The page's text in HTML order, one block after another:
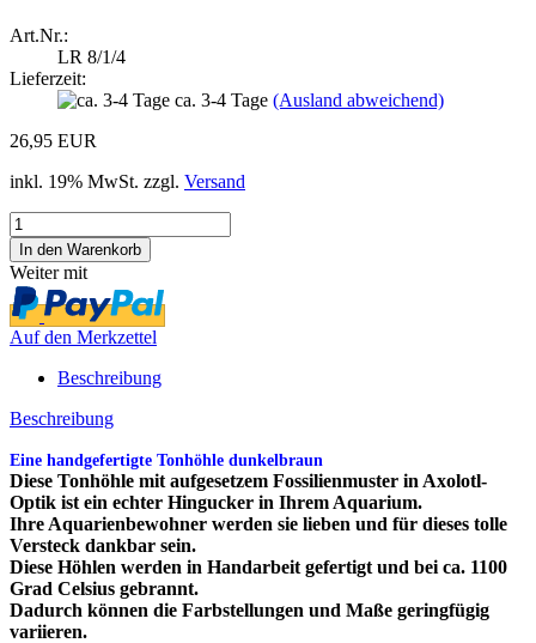
Art.Nr.:
LR 8/1/4
Lieferzeit:
ca. 3-4 Tage (Ausland abweichend)
26,95 EUR
inkl. 19% MwSt. zzgl. Versand
Weiter mit
Auf den Merkzettel
Beschreibung
Beschreibung
Eine handgefertigte Tonhöhle dunkelbraun
Diese Tonhöhle mit aufgesetzem Fossilienmuster in Axolotl-
Optik ist ein echter Hingucker in Ihrem Aquarium.
Ihre Aquarienbewohner werden sie lieben und für dieses tolle
Versteck dankbar sein.
Diese Höhlen werden in Handarbeit gefertigt und bei ca. 1100
Grad Celsius gebrannt.
Dadurch können die Farbstellungen und Maße geringfügig
variieren.